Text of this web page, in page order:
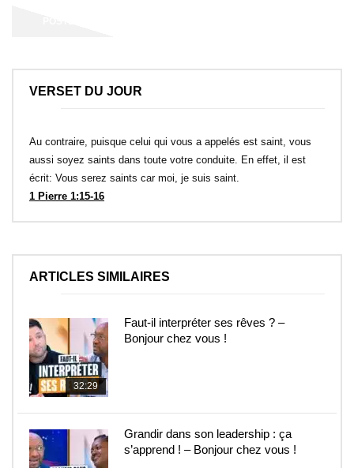
VERSET DU JOUR
Au contraire, puisque celui qui vous a appelés est saint, vous
aussi soyez saints dans toute votre conduite. En effet, il est
écrit: Vous serez saints car moi, je suis saint.
1 Pierre 1:15-16
ARTICLES SIMILAIRES
32:29
Faut-il interpréter ses rêves ? –
Bonjour chez vous !
Grandir dans son leadership : ça
s’apprend ! – Bonjour chez vous !